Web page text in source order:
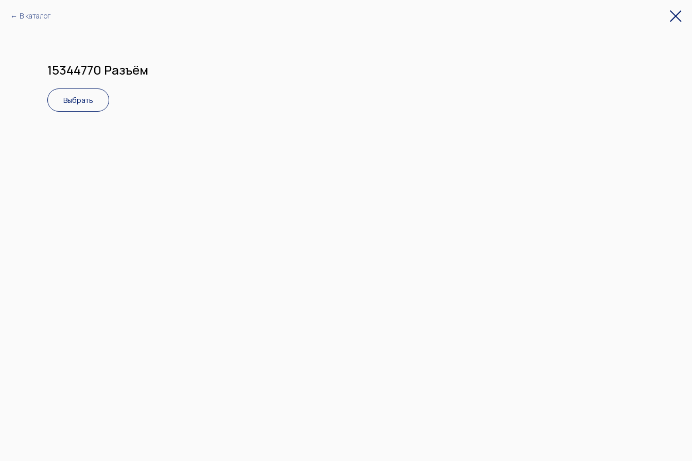
В каталог
15344770 Разъём
Выбрать